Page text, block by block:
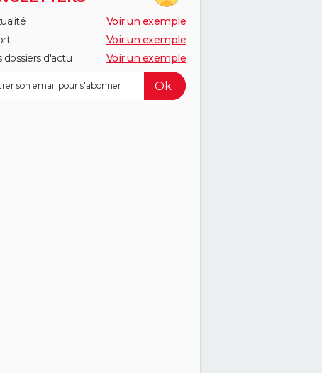
Voir un exemple
Voir un exemple
dossiers d'actu
Voir un exemple